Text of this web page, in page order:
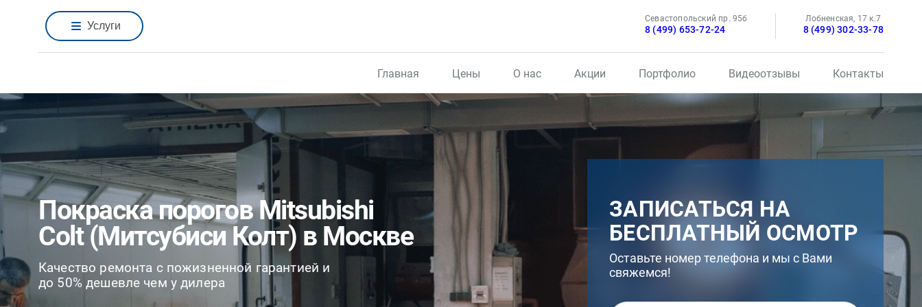
Услуги
Севастопольский пр. 95б
8 (499) 653-72-24
Лобненская, 17 к.7
8 (499) 302-33-78
Главная Цены О нас Акции Портфолио Видеоотзывы Контакты
Покраска порогов Mitsubishi
Colt (Митсубиси Колт) в Москве
Качество ремонта с пожизненной гарантией и
до 50% дешевле чем у дилера
ЗАПИСАТЬСЯ НА
БЕСПЛАТНЫЙ ОСМОТР
Оставьте номер телефона и мы с Вами
свяжемся!